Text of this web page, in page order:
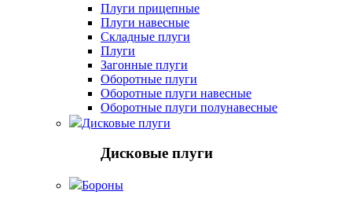
Плуги прицепные
Плуги навесные
Складные плуги
Плуги
Загонные плуги
Оборотные плуги
Оборотные плуги навесные
Оборотные плуги полунавесные
Дисковые плуги
Дисковые плуги
Бороны